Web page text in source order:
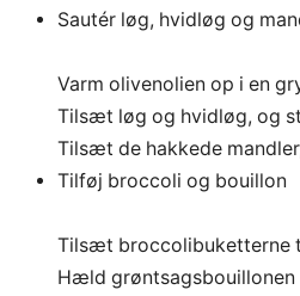
Sautér løg, hvidløg og
Varm olivenolien op i en
Tilsæt løg og hvidløg, og
Tilsæt de hakkede
Tilføj broccoli og bouillon
Tilsæt broccolibuketterne
Hæld grøntsagsbouillonen